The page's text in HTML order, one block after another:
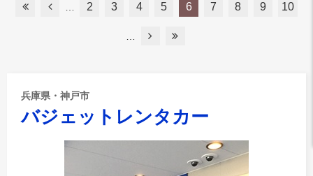
2 3 4 5 6 7 8 9 10
兵庫県・神戸市
バジェットレンタカー